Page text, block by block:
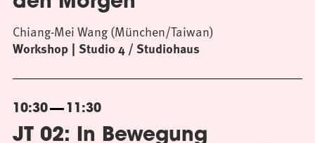
Workshop Studio 4 / Studiohaus
Chiang-Mei Wang (München/Taiwan)
10:30 11:30
JT 02: In Bewegung